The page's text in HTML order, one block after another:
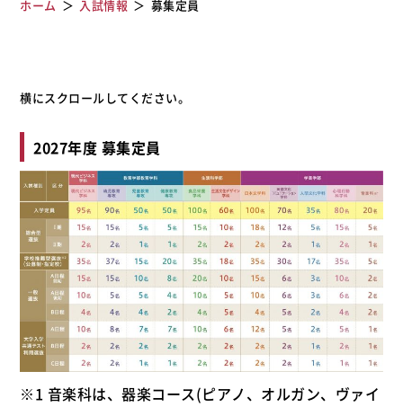
ホーム 入試情報 募集定員
2027年度 募集定員
※1 音楽科は、器楽コース(ピアノ、オルガン、ヴァイ